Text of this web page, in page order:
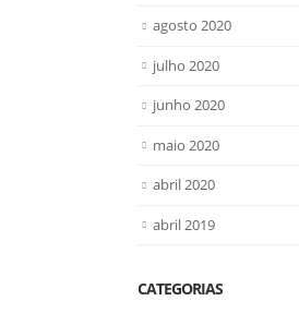
agosto 2020
julho 2020
junho 2020
maio 2020
abril 2020
abril 2019
CATEGORIAS